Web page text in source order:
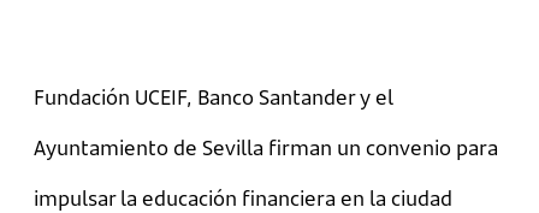
Fundación UCEIF, Banco Santander y el
Ayuntamiento de Sevilla firman un convenio para
impulsar la educación financiera en la ciudad